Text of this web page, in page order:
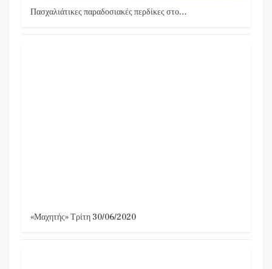
Πασχαλιάτικες παραδοσιακές περδίκες στο…
«Μαχητής» Τρίτη 30/06/2020